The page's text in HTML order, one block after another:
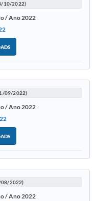
10/2022)
/ Ano 2022
09/2022)
/ Ano 2022
08/2022)
/ Ano 2022